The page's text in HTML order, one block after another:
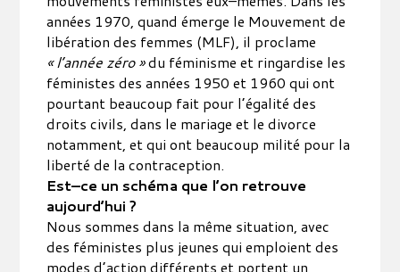
années 1970, quand émerge le Mouvement de
libération des femmes (MLF), il proclame
« l’année zéro »du féminisme et ringardise les
féministes des années 1950 et 1960 qui ont
pourtant beaucoup fait pour l’égalité des
droits civils, dans le mariage et le divorce
notamment, et qui ont beaucoup milité pour la
liberté de la contraception.
Est–ce un schéma que l’on retrouve
aujourd’hui ?
Nous sommes dans la même situation, avec
des féministes plus jeunes qui emploient des
modes d’action différents et portent un